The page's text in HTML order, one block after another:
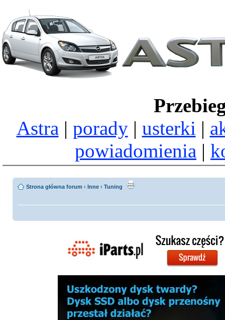
Astra | porady| usterki |
powiadomienia |
Strona główna forum ‹ Inne ‹ Tuning